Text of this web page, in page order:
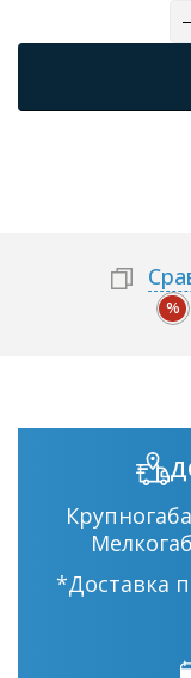
%
*Доставка